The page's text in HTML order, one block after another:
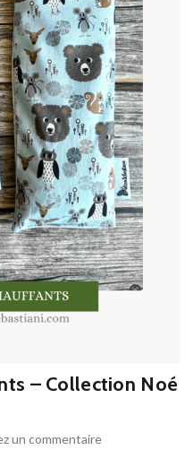
– Collection Noé
un commentaire